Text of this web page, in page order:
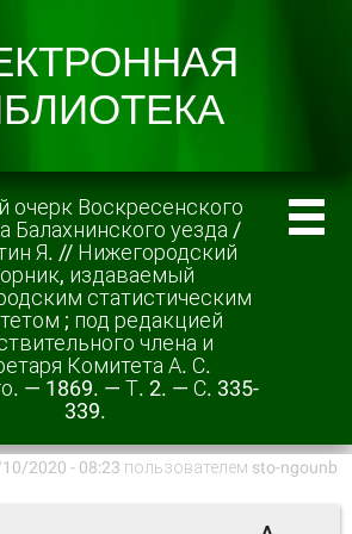
очерк Воскресенского
Балахнинского уезда /
Я. // Нижегородский
издаваемый
статистическим
; под редакцией
члена и
Комитета А. С.
— 1869. — Т. 2. — С. 335-
339.
2020 - 08:23 пользователем sto-ngounb